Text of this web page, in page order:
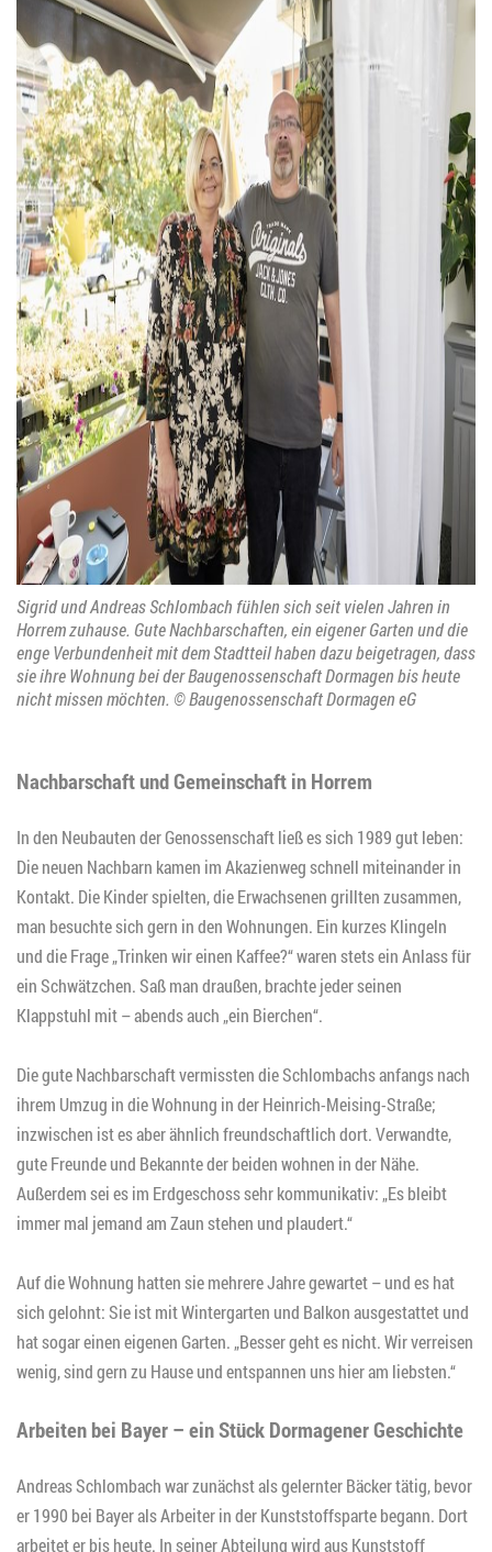
Sigrid und Andreas Schlombach fühlen sich seit vielen Jahren in
Horrem zuhause. Gute Nachbarschaften, ein eigener Garten und die
enge Verbundenheit mit dem Stadtteil haben dazu beigetragen, dass
sie ihre Wohnung bei der Baugenossenschaft Dormagen bis heute
nicht missen möchten. © Baugenossenschaft Dormagen eG
Nachbarschaft und Gemeinschaft in Horrem
In den Neubauten der Genossenschaft ließ es sich 1989 gut leben:
Die neuen Nachbarn kamen im Akazienweg schnell miteinander in
Kontakt. Die Kinder spielten, die Erwachsenen grillten zusammen,
man besuchte sich gern in den Wohnungen. Ein kurzes Klingeln
und die Frage „Trinken wir einen Kaffee?“ waren stets ein Anlass für
ein Schwätzchen. Saß man draußen, brachte jeder seinen
Klappstuhl mit – abends auch „ein Bierchen“.
Die gute Nachbarschaft vermissten die Schlombachs anfangs nach
ihrem Umzug in die Wohnung in der Heinrich-Meising-Straße;
inzwischen ist es aber ähnlich freundschaftlich dort. Verwandte,
gute Freunde und Bekannte der beiden wohnen in der Nähe.
Außerdem sei es im Erdgeschoss sehr kommunikativ: „Es bleibt
immer mal jemand am Zaun stehen und plaudert.“
Auf die Wohnung hatten sie mehrere Jahre gewartet – und es hat
sich gelohnt: Sie ist mit Wintergarten und Balkon ausgestattet und
hat sogar einen eigenen Garten. „Besser geht es nicht. Wir verreisen
wenig, sind gern zu Hause und entspannen uns hier am liebsten.“
Arbeiten bei Bayer – ein Stück Dormagener Geschichte
Andreas Schlombach war zunächst als gelernter Bäcker tätig, bevor
er 1990 bei Bayer als Arbeiter in der Kunststoffsparte begann. Dort
arbeitet er bis heute. In seiner Abteilung wird aus Kunststoff